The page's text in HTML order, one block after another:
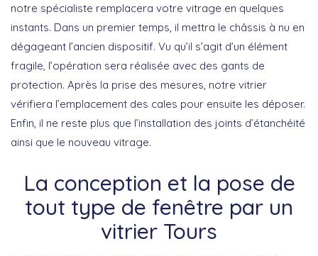
notre spécialiste remplacera votre vitrage en quelques
instants. Dans un premier temps, il mettra le châssis à nu en
dégageant l’ancien dispositif. Vu qu’il s’agit d’un élément
fragile, l’opération sera réalisée avec des gants de
protection. Après la prise des mesures, notre vitrier
vérifiera l’emplacement des cales pour ensuite les déposer.
Enfin, il ne reste plus que l’installation des joints d’étanchéité
ainsi que le nouveau vitrage.
La conception et la pose de
tout type de fenêtre par un
vitrier Tours